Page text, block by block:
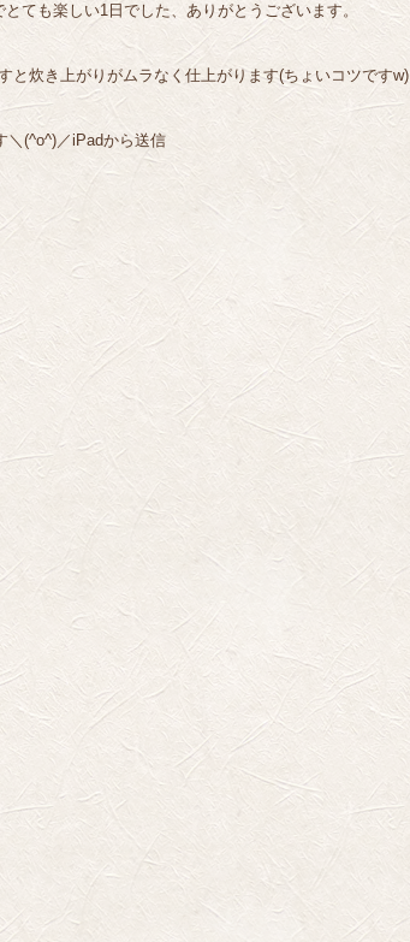
ても楽しい1日でした、ありがとうございます。
と炊き上がりがムラなく仕上がります(ちょいコツですw)
＼(^o^)／iPadから送信